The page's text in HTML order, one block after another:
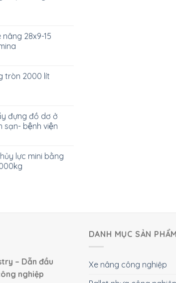
nâng 28x9-15
tròn 2000 lít
đựng đồ dơ ở
sạn- bệnh viện
lực mini bằng
– Dẫn đầu
nghiệp
DANH MỤC SẢN PHẨM
Xe nâng công nghiệp